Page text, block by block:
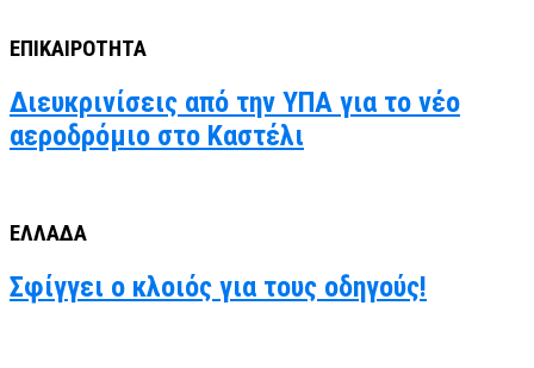
ΕΠΙΚΑΙΡΟΤΗΤΑ
Διευκρινίσεις από την ΥΠΑ για το νέο
αεροδρόμιο στο Καστέλι
ΕΛΛΑΔΑ
Σφίγγει ο κλοιός για τους οδηγούς!